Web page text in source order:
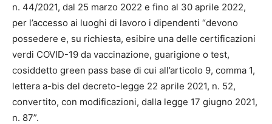
n. 44/2021, dal 25 marzo 2022 e fino al 30 aprile 2022,
per l’accesso ai luoghi di lavoro i dipendenti “devono
possedere e, su richiesta, esibire una delle certificazioni
verdi COVID-19 da vaccinazione, guarigione o test,
cosiddetto green pass base di cui all’articolo 9, comma 1,
lettera a-bis del decreto-legge 22 aprile 2021, n. 52,
convertito, con modificazioni, dalla legge 17 giugno 2021,
n. 87”.